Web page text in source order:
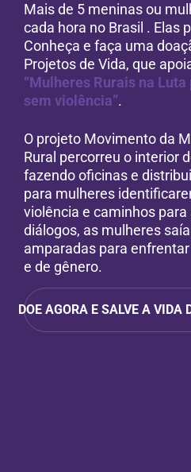
Mais de 5 meninas ou
cada hora no Brasil . Elas
Conheça e faça uma
Projetos de Vida, que
“Mulheres Rurais na
sem violência”.
O projeto Movimento da
Rural percorreu o interior
fazendo oficinas e
para mulheres
violência e caminhos para
diálogos, as mulheres
amparadas para
e de gênero.
DOE AGORA E SALVE A VIDA